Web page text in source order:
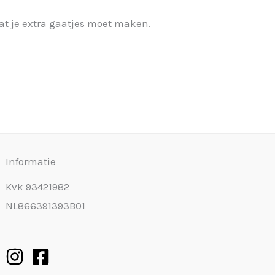
je extra gaatjes moet maken.
Informatie
Kvk 93421982
NL866391393B01